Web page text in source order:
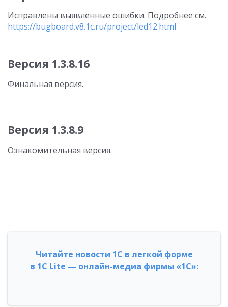
Исправлены выявленные ошибки. Подробнее см.
https://bugboard.v8.1c.ru/project/led12.html
Версия 1.3.8.16
Финальная версия.
Версия 1.3.8.9
Ознакомительная версия.
Читайте новости 1С в легкой форме
в 1С Lite — онлайн-медиа фирмы «1С»: